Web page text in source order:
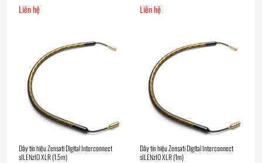
Liên hệ Liên hệ
Dây tín hiệu Zensati Digital Interconnect
sILENzIO XLR (1.5m)
Dây tín hiệu Zensati Digital Interconnect
sILENzIO XLR (1m)